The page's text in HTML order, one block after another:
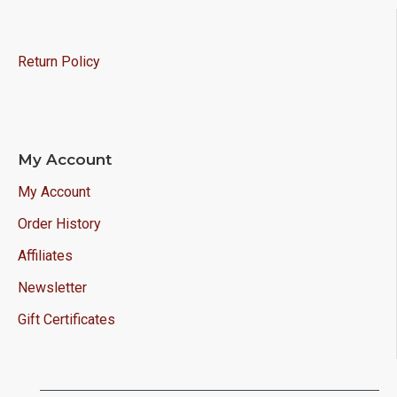
Return Policy
My Account
My Account
Order History
Affiliates
Newsletter
Gift Certificates